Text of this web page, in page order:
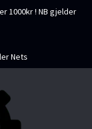
1000kr ! NB gjelder
Nets